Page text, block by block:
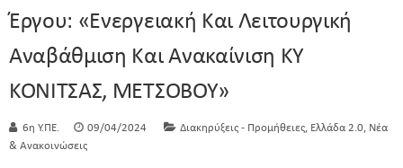
Έργου: «Ενεργειακή Και Λειτουργική
Αναβάθμιση Και Ανακαίνιση ΚΥ
ΚΟΝΙΤΣΑΣ, ΜΕΤΣΟΒΟΥ»
6η Υ.ΠΕ. 09/04/2024 Διακηρύξεις - Προμήθειες, Ελλάδα 2.0, Νέα
& Ανακοινώσεις